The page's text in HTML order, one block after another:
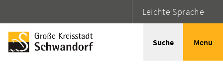
Leichte Sprache
Suche Menu